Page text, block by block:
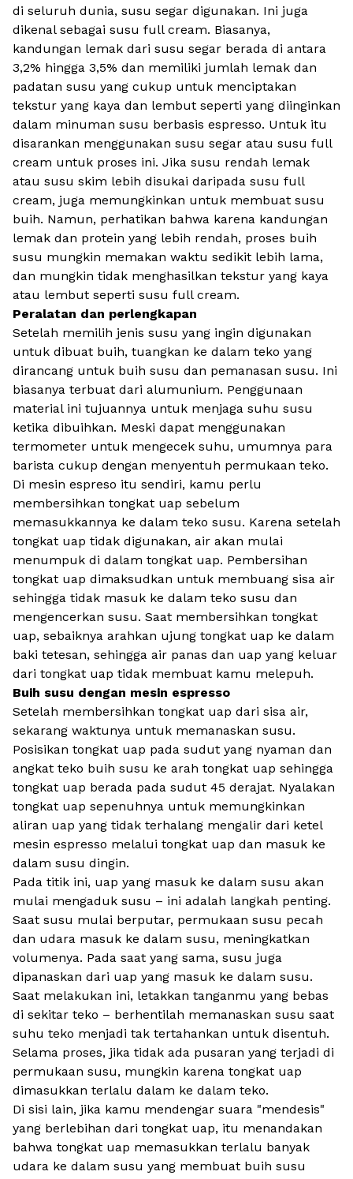
di seluruh dunia, susu segar digunakan. Ini juga
dikenal sebagai susu full cream. Biasanya,
kandungan lemak dari susu segar berada di antara
3,2% hingga 3,5% dan memiliki jumlah lemak dan
padatan susu yang cukup untuk menciptakan
tekstur yang kaya dan lembut seperti yang diinginkan
dalam minuman susu berbasis espresso. Untuk itu
disarankan menggunakan susu segar atau susu full
cream untuk proses ini. Jika susu rendah lemak
atau susu skim lebih disukai daripada susu full
cream, juga memungkinkan untuk membuat susu
buih. Namun, perhatikan bahwa karena kandungan
lemak dan protein yang lebih rendah, proses buih
susu mungkin memakan waktu sedikit lebih lama,
dan mungkin tidak menghasilkan tekstur yang kaya
atau lembut seperti susu full cream.
Peralatan dan perlengkapan
Setelah memilih jenis susu yang ingin digunakan
untuk dibuat buih, tuangkan ke dalam teko yang
dirancang untuk buih susu dan pemanasan susu. Ini
biasanya terbuat dari alumunium. Penggunaan
material ini tujuannya untuk menjaga suhu susu
ketika dibuihkan. Meski dapat menggunakan
termometer untuk mengecek suhu, umumnya para
barista cukup dengan menyentuh permukaan teko.
Di mesin espreso itu sendiri, kamu perlu
membersihkan tongkat uap sebelum
memasukkannya ke dalam teko susu. Karena setelah
tongkat uap tidak digunakan, air akan mulai
menumpuk di dalam tongkat uap. Pembersihan
tongkat uap dimaksudkan untuk membuang sisa air
sehingga tidak masuk ke dalam teko susu dan
mengencerkan susu. Saat membersihkan tongkat
uap, sebaiknya arahkan ujung tongkat uap ke dalam
baki tetesan, sehingga air panas dan uap yang keluar
dari tongkat uap tidak membuat kamu melepuh.
Buih susu dengan mesin espresso
Setelah membersihkan tongkat uap dari sisa air,
sekarang waktunya untuk memanaskan susu.
Posisikan tongkat uap pada sudut yang nyaman dan
angkat teko buih susu ke arah tongkat uap sehingga
tongkat uap berada pada sudut 45 derajat. Nyalakan
tongkat uap sepenuhnya untuk memungkinkan
aliran uap yang tidak terhalang mengalir dari ketel
mesin espresso melalui tongkat uap dan masuk ke
dalam susu dingin.
Pada titik ini, uap yang masuk ke dalam susu akan
mulai mengaduk susu – ini adalah langkah penting.
Saat susu mulai berputar, permukaan susu pecah
dan udara masuk ke dalam susu, meningkatkan
volumenya. Pada saat yang sama, susu juga
dipanaskan dari uap yang masuk ke dalam susu.
Saat melakukan ini, letakkan tanganmu yang bebas
di sekitar teko – berhentilah memanaskan susu saat
suhu teko menjadi tak tertahankan untuk disentuh.
Selama proses, jika tidak ada pusaran yang terjadi di
permukaan susu, mungkin karena tongkat uap
dimasukkan terlalu dalam ke dalam teko.
Di sisi lain, jika kamu mendengar suara "mendesis"
yang berlebihan dari tongkat uap, itu menandakan
bahwa tongkat uap memasukkan terlalu banyak
udara ke dalam susu yang membuat buih susu